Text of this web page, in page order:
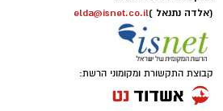
(אלדה נתנאל )elda@isnet.co.il
קבוצת התקשורת ומקומוני הרשת: